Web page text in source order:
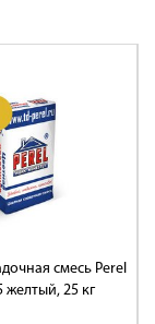
смесь Perel
желтый, 25 кг